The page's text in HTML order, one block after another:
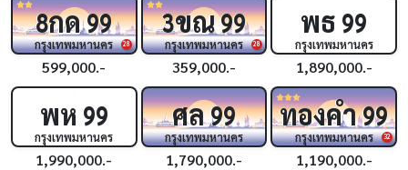
28
8กด99
กรุงเทพมหานคร
599,000.-
28
3ขณ99
กรุงเทพมหานคร
359,000.-
พธ 99
กรุงเทพมหานคร
1,890,000.-
พห 99
กรุงเทพมหานคร
1,990,000.-
ศล99
กรุงเทพมหานคร
1,790,000.-
32
ทองคำ99
กรุงเทพมหานคร
1,190,000.-